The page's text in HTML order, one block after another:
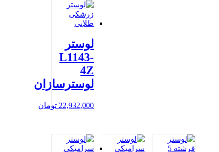
لوستر
L1143-
4Z
لوسترسازان
22,932,000 تومان